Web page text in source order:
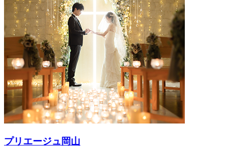
プリエージュ岡山